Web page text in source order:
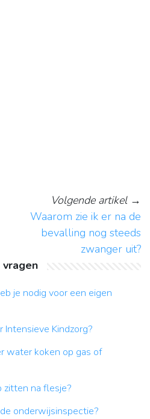
Volgende artikel→
Waarom zie ik er na de
bevalling nog steeds
zwanger uit?
je nodig voor een eigen
Kindzorg?
water koken op gas of
zitten na flesje?
onderwijsinspectie?